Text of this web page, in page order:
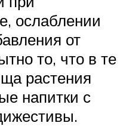
ослаблении
от
то, что в те
растения
напитки с